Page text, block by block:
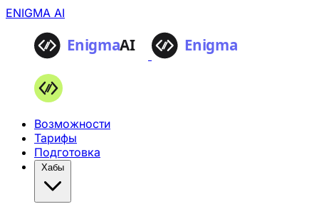
ENIGMA AI
Возможности
Тарифы
Подготовка
Хабы